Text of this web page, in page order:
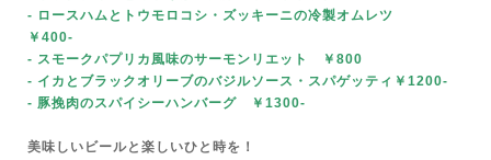
- ロースハムとトウモロコシ・ズッキーニの冷製オムレツ
￥400-
- スモークパプリカ風味のサーモンリエット ￥800
- イカとブラックオリーブのバジルソース・スパゲッティ￥1200-
- 豚挽肉のスパイシーハンバーグ ￥1300-
美味しいビールと楽しいひと時を！